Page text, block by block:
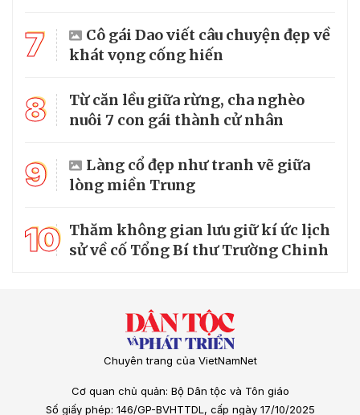
7
Cô gái Dao viết câu chuyện đẹp về
khát vọng cống hiến
8
Từ căn lều giữa rừng, cha nghèo
nuôi 7 con gái thành cử nhân
9
Làng cổ đẹp như tranh vẽ giữa
lòng miền Trung
10 Thăm không gian lưu giữ kí ức lịch
sử về cố Tổng Bí thư Trường Chinh
Chuyên trang của VietNamNet
Cơ quan chủ quản: Bộ Dân tộc và Tôn giáo
Số giấy phép: 146/GP-BVHTTDL, cấp ngày 17/10/2025